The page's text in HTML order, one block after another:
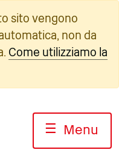
sito vengono
non da
Come utilizziamo la
☰ Menu